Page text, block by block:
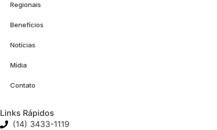
Regionais
Benefícios
Notícias
Mídia
Contato
Links Rápidos
(14) 3433-1119